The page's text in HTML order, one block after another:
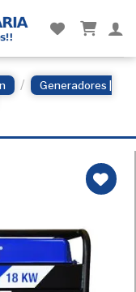
/
Generadores |
a la
Lista
de
deseos